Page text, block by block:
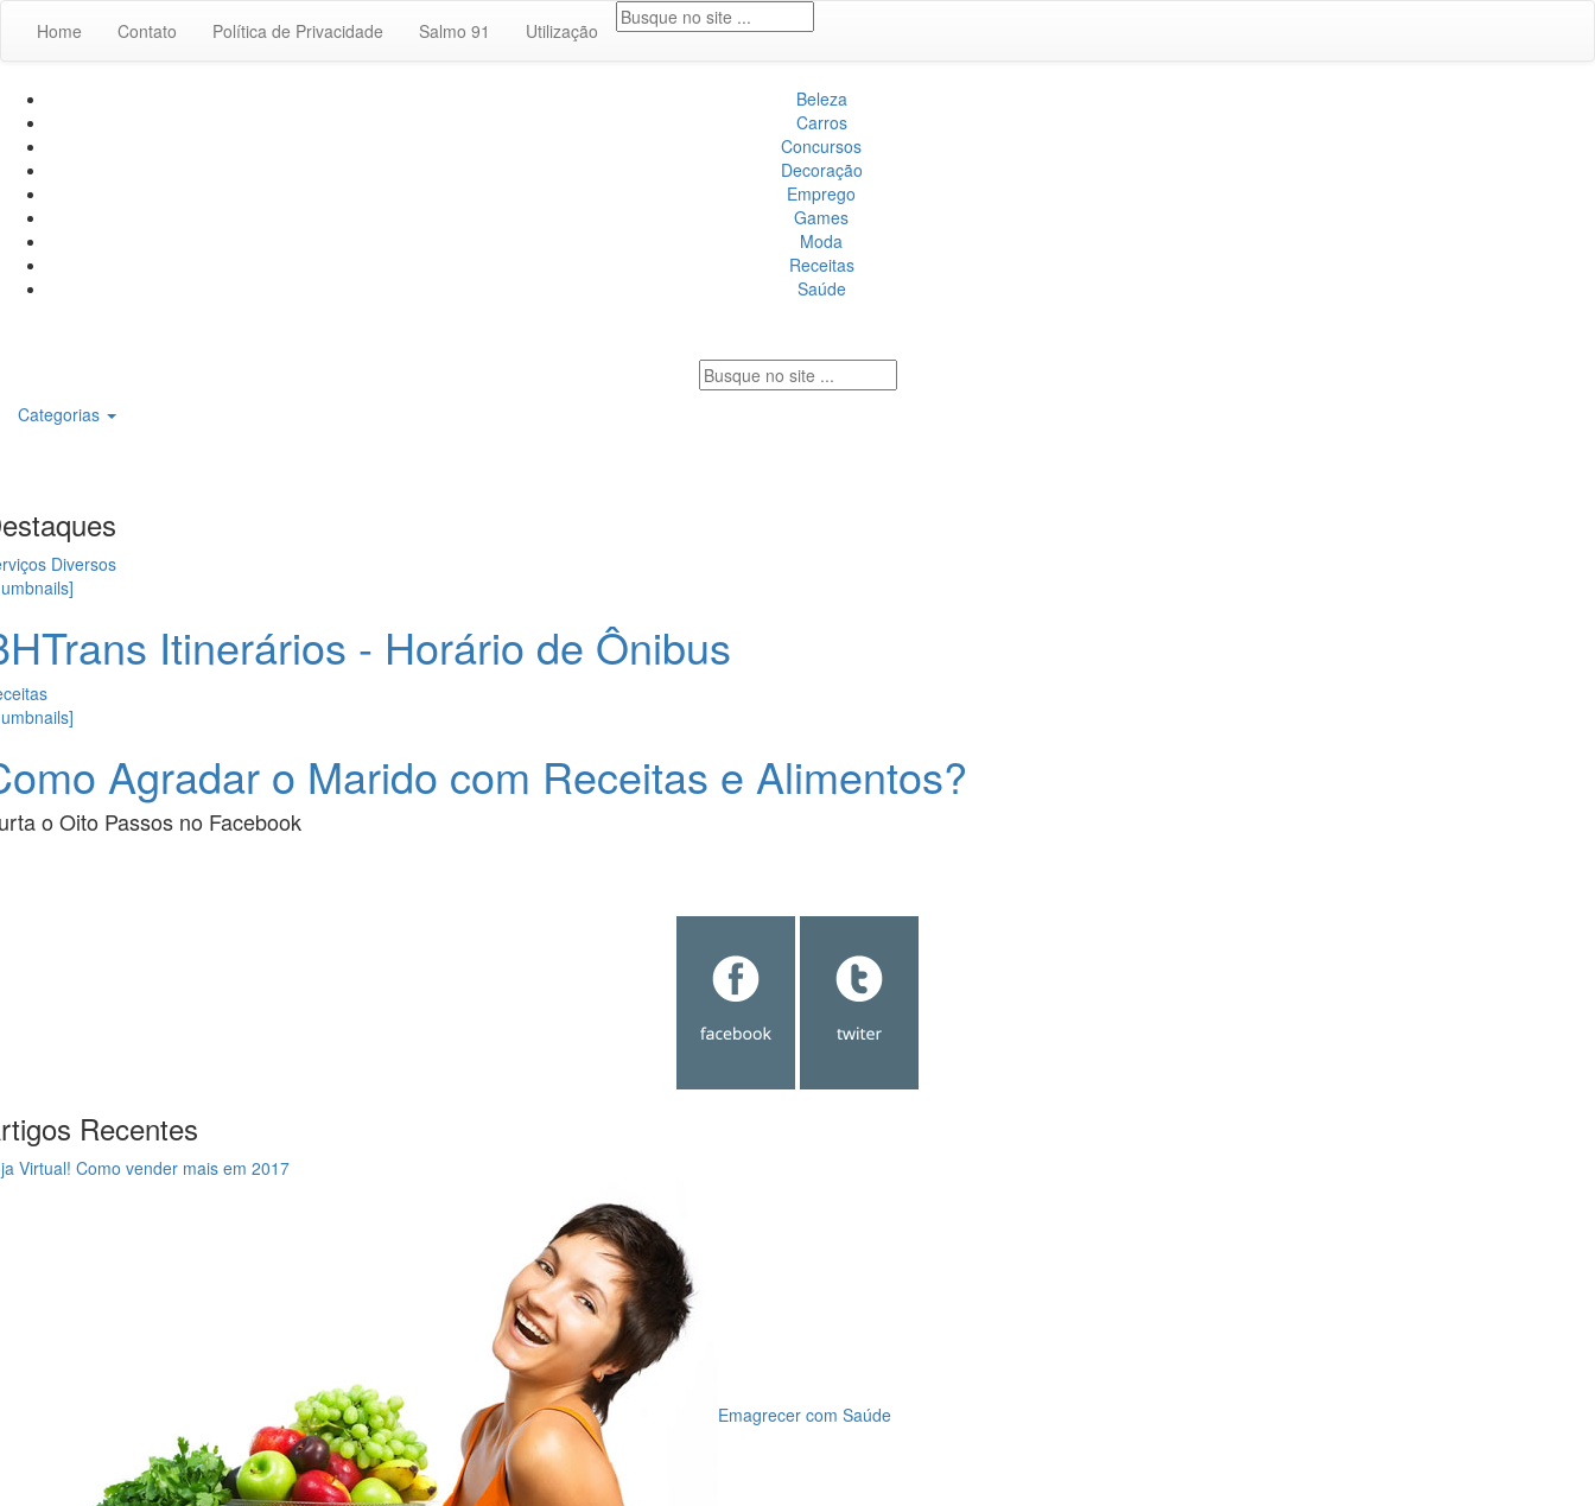
Home Contato Política de Privacidade Salmo 91 Utilização
Beleza
Carros
Concursos
Decoração
Emprego
Games
Moda
Receitas
Saúde
Categorias
Diversos
Itinerários - Horário de Ônibus
Agradar o Marido com Receitas e Alimentos?
o Oito Passos no Facebook
Recentes
Virtual! Como vender mais em 2017
Emagrecer com Saúde